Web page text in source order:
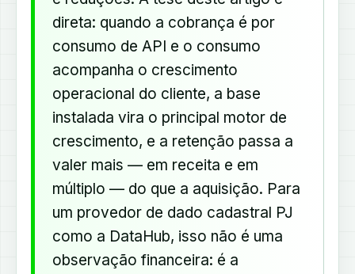
direta: quando a cobrança é por
consumo de API e o consumo
acompanha o crescimento
operacional do cliente, a base
instalada vira o principal motor de
crescimento, e a retenção passa a
valer mais — em receita e em
múltiplo — do que a aquisição. Para
um provedor de dado cadastral PJ
como a DataHub, isso não é uma
observação financeira: é a